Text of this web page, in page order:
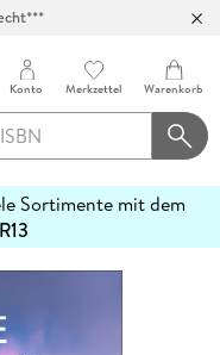
Konto Merkzettel Warenkorb
Sortimente mit dem